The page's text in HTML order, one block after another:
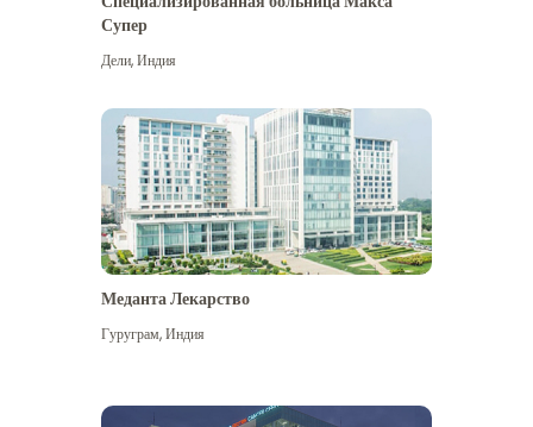
Супер
Дели,Индия
Меданта Лекарство
Гуруграм,Индия